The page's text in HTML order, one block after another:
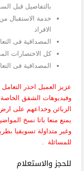
بالتفاصيل قبل
خدمة الاستقبال
الافراد
المصداقية فى
كل الاختصارات
المصداقية فى
عزيز العميل احذر
وفيديوهات الشقق الخاصة
الزبائن وخداعهم على ارض
يمنع منعا باتا نسخ
وغير متداولة تسويقيا
للمسائلة .
للحجز والاستعلام